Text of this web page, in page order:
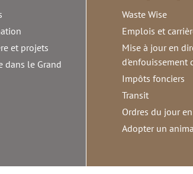
et projets
dans le Grand
Waste Wise
Emplois et
Mise à jour en
d'enfouissement
Impôts fonciers
Transit
Ordres du jour
Adopter un